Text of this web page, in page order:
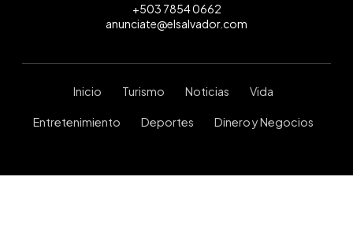
+503 7854 0662
anunciate@elsalvador.com
Inicio Turismo Noticias Vida
Entretenimiento Deportes Dinero y Negocios